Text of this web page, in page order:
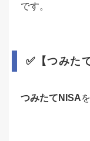
です。
✅【つみた
つみたてNISA